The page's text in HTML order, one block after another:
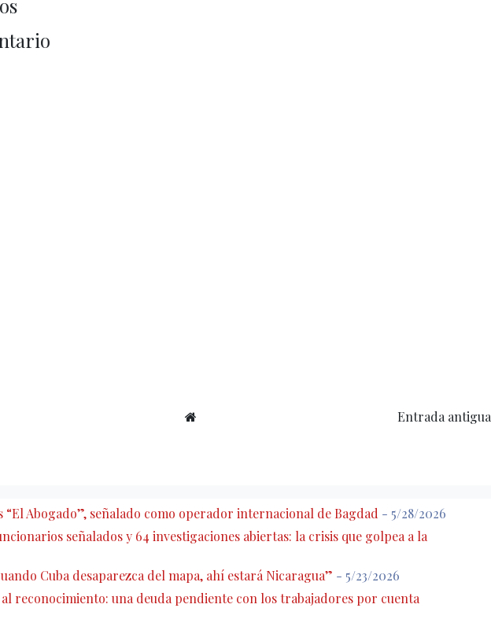
Entrada antigua
“El Abogado”, señalado como operador internacional de Bagdad - 5/28/2026
señalados y 64 investigaciones abiertas: la crisis que golpea a la
Cuba desaparezca del mapa, ahí estará Nicaragua” - 5/23/2026
reconocimiento: una deuda pendiente con los trabajadores por cuenta